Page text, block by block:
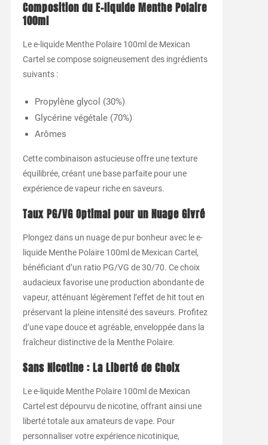
Composition du E-liquide Menthe Polaire
100ml
Le e-liquide Menthe Polaire 100ml de Mexican
Cartel se compose soigneusement des ingrédients
suivants :
Propylène glycol (30%)
Glycérine végétale (70%)
Arômes
Cette combinaison astucieuse offre une texture
équilibrée, créant une base parfaite pour une
expérience de vapeur riche en saveurs.
Taux PG/VG Optimal pour un Nuage Givré
Plongez dans un nuage de pur bonheur avec le e-
liquide Menthe Polaire 100ml de Mexican Cartel,
bénéficiant d’un ratio PG/VG de 30/70. Ce choix
audacieux favorise une production abondante de
vapeur, atténuant légèrement l’effet de hit tout en
préservant la pleine intensité des saveurs. Profitez
d’une vape douce et agréable, enveloppée dans la
fraîcheur distinctive de la Menthe Polaire.
Sans Nicotine : La Liberté de Choix
Le e-liquide Menthe Polaire 100ml de Mexican
Cartel est dépourvu de nicotine, offrant ainsi une
liberté totale aux amateurs de vape. Pour
personnaliser votre expérience nicotinique,